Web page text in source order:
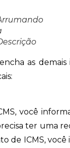
as demais
você
ter uma
de ICMS,